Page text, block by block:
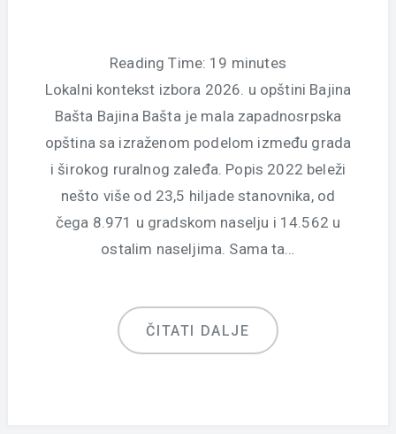
Reading Time: 19 minutes
Lokalni kontekst izbora 2026. u opštini Bajina
Bašta Bajina Bašta je mala zapadnosrpska
opština sa izraženom podelom između grada
i širokog ruralnog zaleđa. Popis 2022 beleži
nešto više od 23,5 hiljade stanovnika, od
čega 8.971 u gradskom naselju i 14.562 u
ostalim naseljima. Sama ta…
ČITATI DALJE